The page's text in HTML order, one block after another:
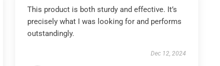
This product is both sturdy and effective. It’s
precisely what I was looking for and performs
outstandingly.
Dec 12, 2024